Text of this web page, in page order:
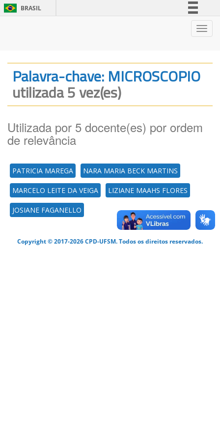
BRASIL
Legislação
Palavra-chave: MICROSCOPIO
utilizada 5 vez(es)
Utilizada por 5 docente(es) por ordem
de relevância
PATRICIA MAREGA NARA MARIA BECK MARTINS
MARCELO LEITE DA VEIGA LIZIANE MAAHS FLORES
JOSIANE FAGANELLO
Copyright © 2017-2026 CPD-UFSM. Todos os direitos reservados.